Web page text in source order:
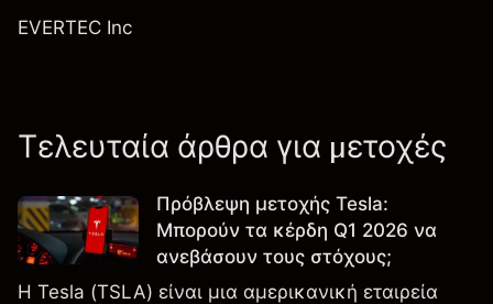
EVERTEC Inc
Τελευταία άρθρα για μετοχές
Πρόβλεψη μετοχής Tesla:
Μπορούν τα κέρδη Q1 2026 να
ανεβάσουν τους στόχους;
Η Tesla (TSLA) είναι μια αμερικανική εταιρεία